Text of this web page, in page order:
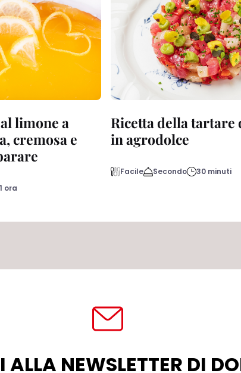
limone a
cremosa e
ora
Ricetta della tartare
in agrodolce
Facile Secondo 30 minuti
ALLA NEWSLETTER DI